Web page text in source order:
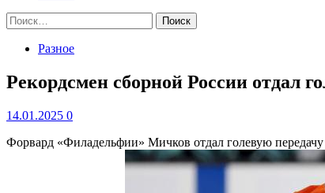
Найти:
Разное
Рекордсмен сборной России отдал
14.01.2025 0
Форвард «Филадельфии» Мичков отдал голевую